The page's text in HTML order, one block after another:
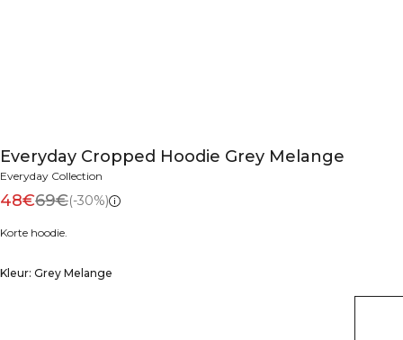
Everyday Cropped Hoodie Grey Melange
Everyday Collection
48€69€(-30%)
Korte hoodie.
Kleur: Grey Melange